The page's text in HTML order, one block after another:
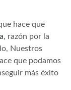
hace que
, razón por la
Nuestros
que podamos
más éxito